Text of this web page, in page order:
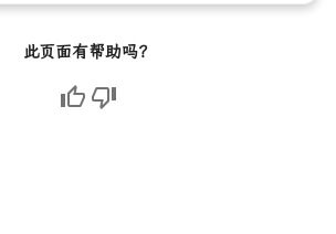
此页面有帮助吗？